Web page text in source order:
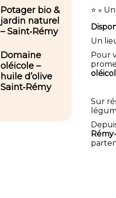
⭐ «
Un
Pour
Sur
Potager bio &
jardin naturel
– Saint‑Rémy
Domaine
oléicole –
huile d’olive
Saint‑Rémy